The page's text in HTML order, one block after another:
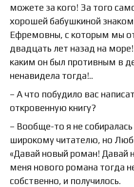
можете за кого! За того
хорошей бабушкиной
Ефремовны, с которым мы
двадцать лет назад на
каким он был противным в
ненавидела тогда!..
– А что побудило вас
откровенную книгу?
– Вообще-то я не
широкому читателю, но
«Давай новый роман! Давай
меня нового романа тогда
собственно, и получилось.